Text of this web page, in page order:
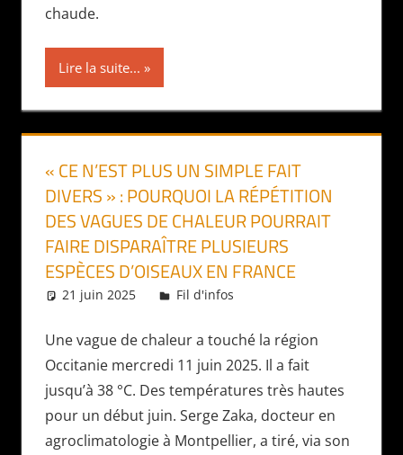
chaude.
Lire la suite...
« CE N’EST PLUS UN SIMPLE FAIT
DIVERS » : POURQUOI LA RÉPÉTITION
DES VAGUES DE CHALEUR POURRAIT
FAIRE DISPARAÎTRE PLUSIEURS
ESPÈCES D’OISEAUX EN FRANCE
21 juin 2025 Daniel
Fil d'infos
Une vague de chaleur a touché la région
Occitanie mercredi 11 juin 2025. Il a fait
jusqu’à 38 °C. Des températures très hautes
pour un début juin. Serge Zaka, docteur en
agroclimatologie à Montpellier, a tiré, via son